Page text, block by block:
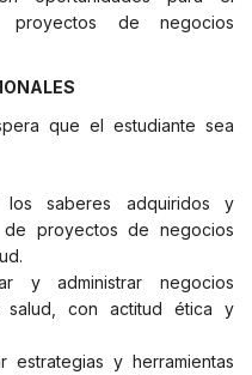
proyectos de negocios
que el estudiante sea
los saberes adquiridos y
proyectos de negocios
y administrar negocios
con actitud ética y
estrategias y herramientas